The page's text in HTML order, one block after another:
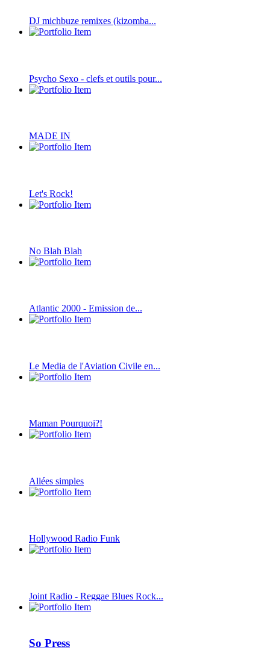
DJ michbuze remixes (kizomba...
Psycho Sexo - clefs et outils pour...
MADE IN
Let's Rock!
No Blah Blah
Atlantic 2000 - Emission de...
Le Media de l'Aviation Civile en...
Maman Pourquoi?!
Allées simples
Hollywood Radio Funk
Joint Radio - Reggae Blues Rock...
So Press